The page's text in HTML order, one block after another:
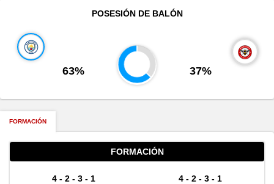
POSESIÓN DE BALÓN
63% 37%
FORMACIÓN
FORMACIÓN
4 - 2 - 3 - 1 4 - 2 - 3 - 1